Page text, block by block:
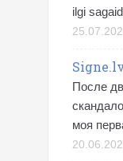
ilgi
После
моя